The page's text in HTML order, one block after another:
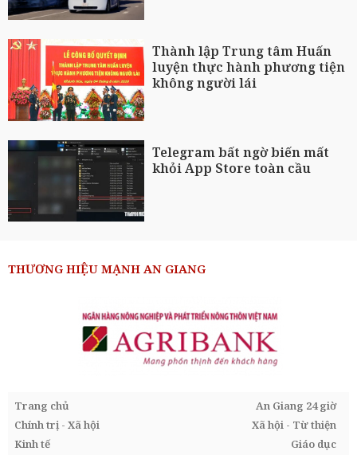
Thành lập Trung tâm Huấn
luyện thực hành phương tiện
không người lái
Telegram bất ngờ biến mất
khỏi App Store toàn cầu
THƯƠNG HIỆU MẠNH AN GIANG
Trang chủ
An Giang 24 giờ
Chính trị - Xã hội
Xã hội - Từ thiện
Kinh tế
Giáo dục